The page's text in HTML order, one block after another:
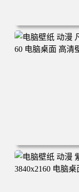
电脑壁纸 动漫角
年回忆 荷塘荷叶
电脑壁纸 动漫 凡
脑桌面 高清壁纸